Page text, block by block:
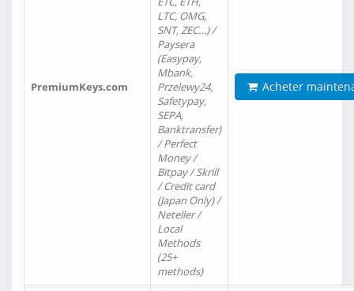
PremiumKeys.com
LTC, OMG,
SNT, ZEC…) /
Paysera
(Easypay,
Mbank,
Przelewy24,
Safetypay,
SEPA,
Banktransfer)
/ Perfect
Money /
Bitpay / Skrill
/ Credit card
(Japan Only) /
Neteller /
Local
Methods
(25+
methods)
Acheter